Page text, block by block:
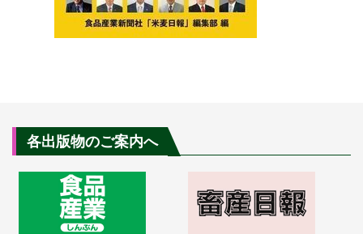
各出版物のご案内へ